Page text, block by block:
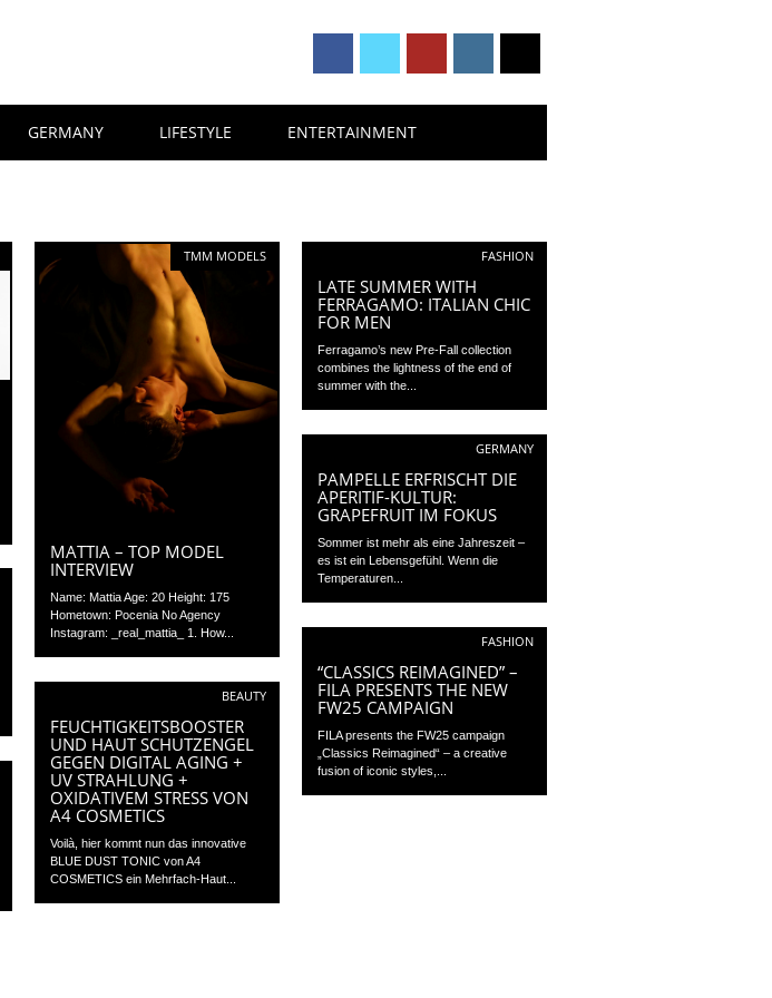
GERMANY LIFESTYLE ENTERTAINMENT
TMM MODELS
MATTIA – TOP MODEL
INTERVIEW
Name: Mattia Age: 20 Height: 175
Hometown: Pocenia No Agency
Instagram: _real_mattia_ 1. How...
FASHION
LATE SUMMER WITH
FERRAGAMO: ITALIAN CHIC
FOR MEN
Ferragamo’s new Pre-Fall collection
combines the lightness of the end of
summer with the...
GERMANY
PAMPELLE ERFRISCHT DIE
APERITIF-KULTUR:
GRAPEFRUIT IM FOKUS
Sommer ist mehr als eine Jahreszeit –
es ist ein Lebensgefühl. Wenn die
Temperaturen...
FASHION
“CLASSICS REIMAGINED” –
FILA PRESENTS THE NEW
FW25 CAMPAIGN
FILA presents the FW25 campaign
„Classics Reimagined“ – a creative
fusion of iconic styles,...
BEAUTY
FEUCHTIGKEITSBOOSTER
UND HAUT SCHUTZENGEL
GEGEN DIGITAL AGING +
UV STRAHLUNG +
OXIDATIVEM STRESS VON
A4 COSMETICS
Voilà, hier kommt nun das innovative
BLUE DUST TONIC von A4
COSMETICS ein Mehrfach-Haut...